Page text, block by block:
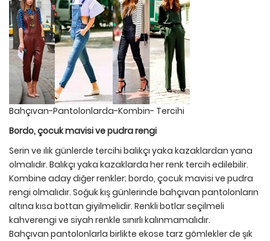
Bahçıvan-Pantolonlarda-Kombin- Tercihi
Bordo, çocuk mavisi ve pudra rengi
Serin ve ılık günlerde tercihi balıkçı yaka kazaklardan yana
olmalıdır. Balıkçı yaka kazaklarda her renk tercih edilebilir.
Kombine aday diğer renkler; bordo, çocuk mavisi ve pudra
rengi olmalıdır. Soğuk kış günlerinde bahçıvan pantolonların
altına kısa bottan giyilmelidir. Renkli botlar seçilmeli
kahverengi ve siyah renkle sınırlı kalınmamalıdır.
Bahçıvan pantolonlarla birlikte ekose tarz gömlekler de şık